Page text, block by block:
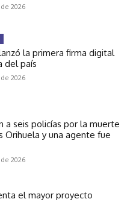
2026
la primera firma digital
del país
2026
a seis policías por la muerte
Orihuela y una agente fue
2026
el mayor proyecto